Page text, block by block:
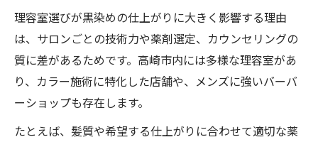
明るさと艶を両立する理容室の施術内容
理容室のカウンセリングで伝えるべき要望
経験豊富な理容室スタッフがいるかの見極
め方
黒染め後のブリーチ回数と理容室の提案力
ブリーチも安心な高崎市理容室の特徴とは
理容室選びが黒染めの仕上がりに大きく影響する理由
は、サロンごとの技術力や薬剤選定、カウンセリングの
質に差があるためです。高崎市内には多様な理容室があ
り、カラー施術に特化した店舗や、メンズに強いバーバ
ーショップも存在します。
たとえば、髪質や希望する仕上がりに合わせて適切な薬